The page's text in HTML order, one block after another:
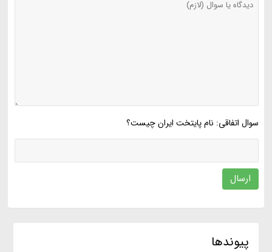
سوال اتفاقی: نام پایتخت ایران چیست؟
ارسال
پیوندها